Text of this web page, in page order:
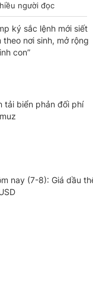
người đọc
ký sắc lệnh mới siết
nơi sinh, mở rộng
con”
tải biển phản đối phí
nay (7-8): Giá dầu